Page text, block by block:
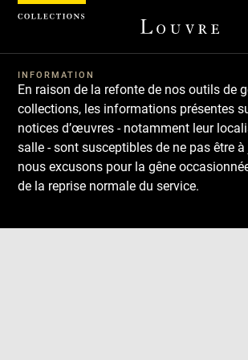
INFORMATION
En raison de la refonte de nos outils de
collections, les informations présentes
notices d’œuvres - notamment leur
salle - sont susceptibles de ne pas être
nous excusons pour la gêne
de la reprise normale du service.
Télécharger
Suivant
Précédent
Panneau de gestion des cookies